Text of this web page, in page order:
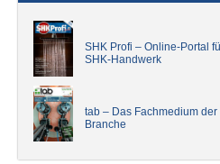
SHK Profi – Online-Portal
SHK-Handwerk
tab – Das Fachmedium der
Branche